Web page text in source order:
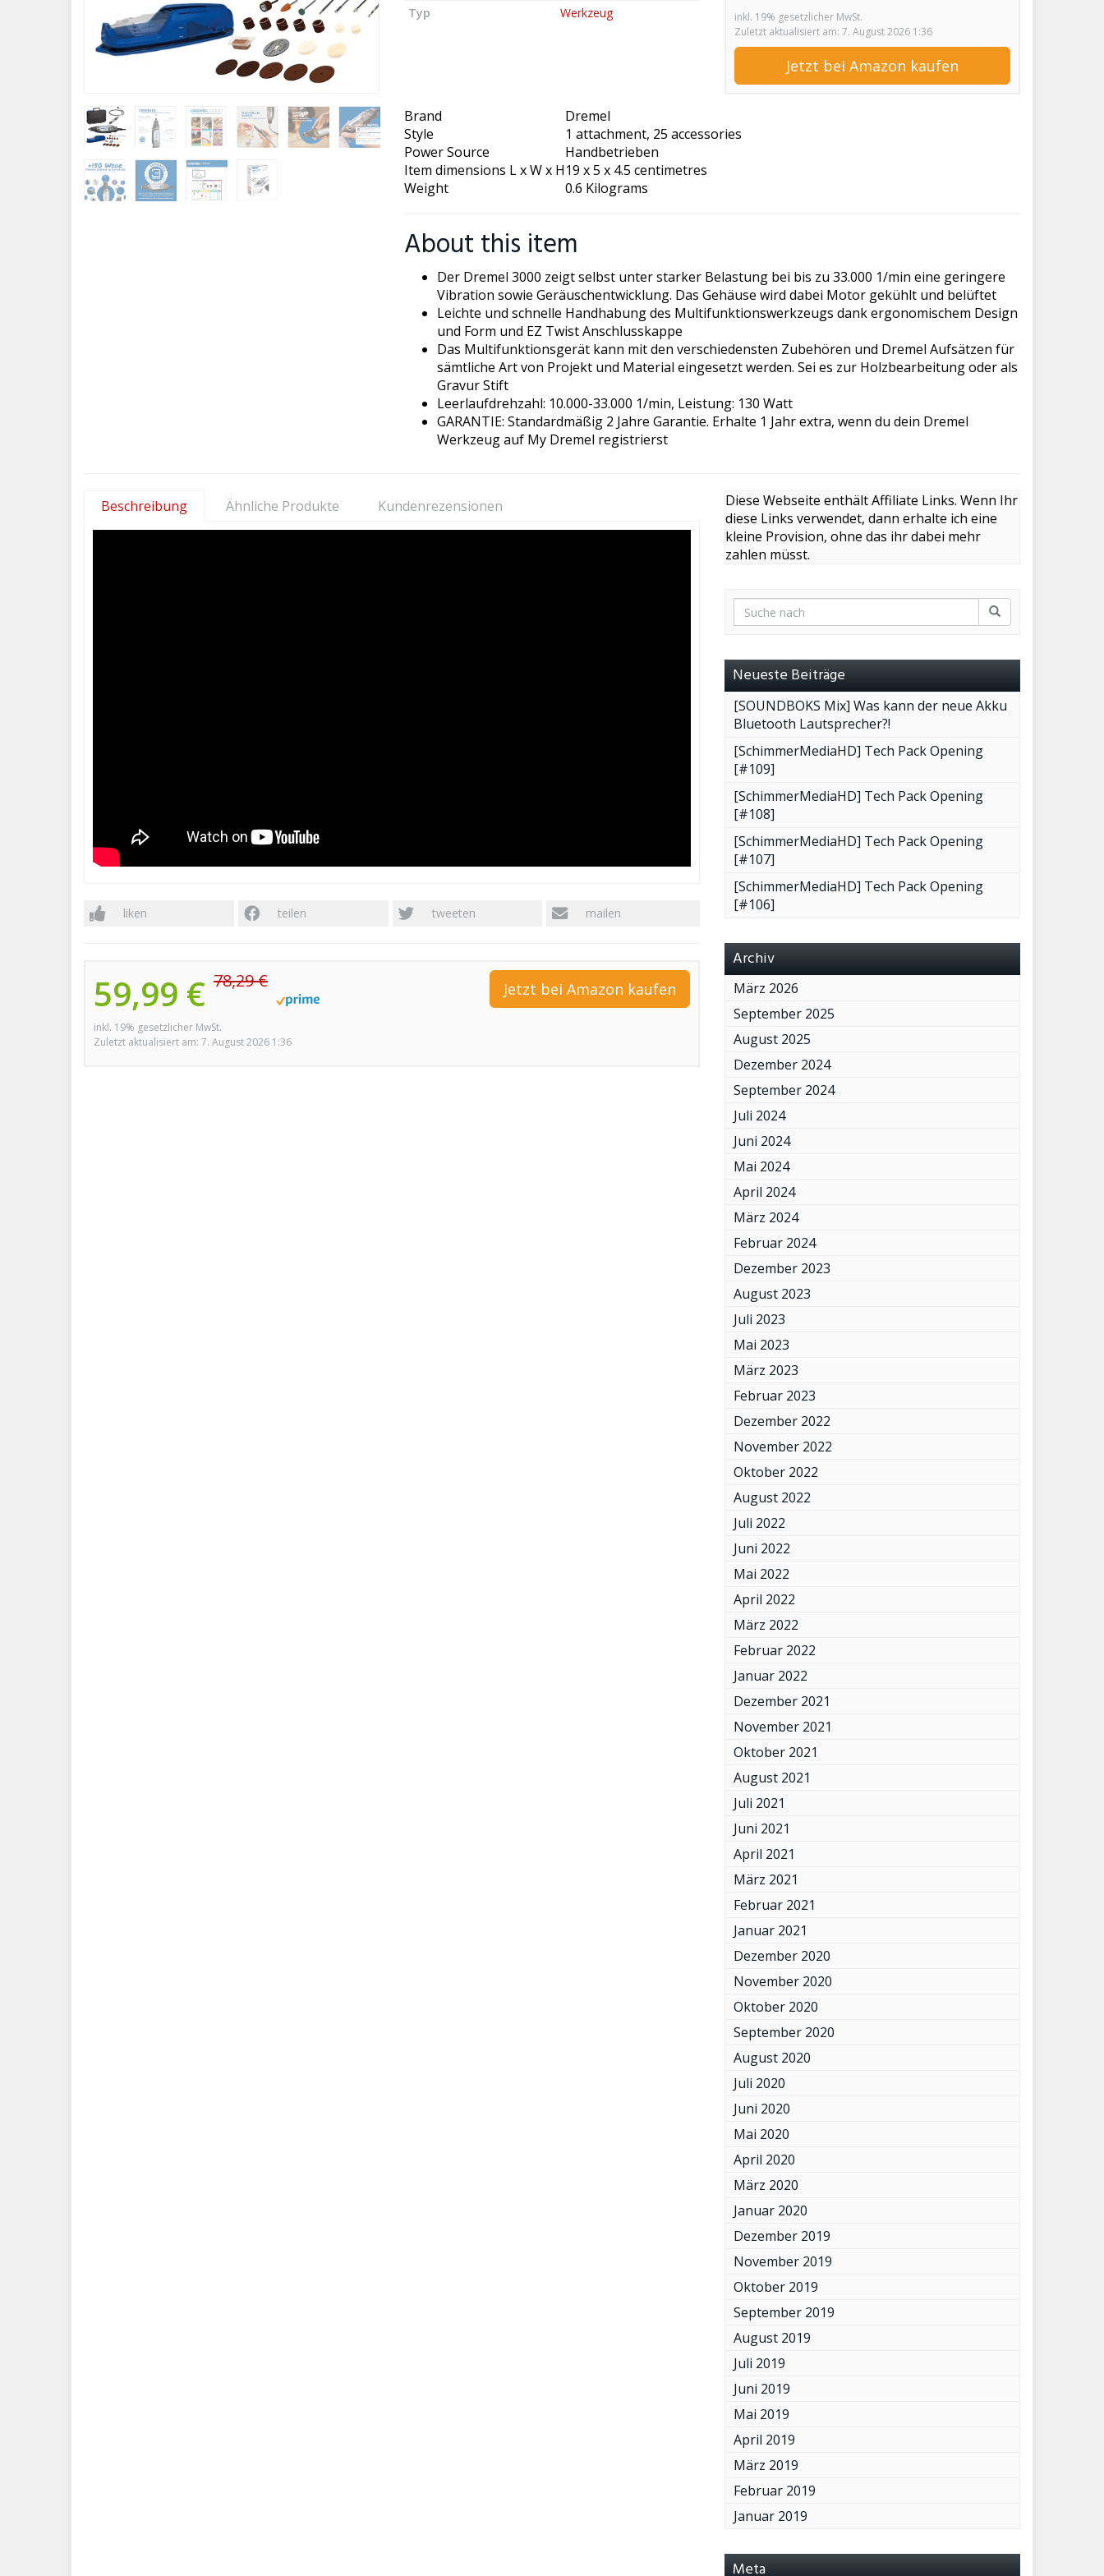
inkl. 19% gesetzlicher MwSt.
Zuletzt aktualisiert am: 7. August 2026 1:36
Jetzt bei Amazon kaufen
Typ
Werkzeug
Brand
Dremel
Style
1 attachment, 25 accessories
Power Source
Handbetrieben
Item dimensions L x W x H19 x 5 x 4.5 centimetres
Weight
0.6 Kilograms
About this item
Der Dremel 3000 zeigt selbst unter starker Belastung bei bis zu 33.000 1/min eine geringere
Vibration sowie Geräuschentwicklung. Das Gehäuse wird dabei Motor gekühlt und belüftet
Leichte und schnelle Handhabung des Multifunktionswerkzeugs dank ergonomischem Design
und Form und EZ Twist Anschlusskappe
Das Multifunktionsgerät kann mit den verschiedensten Zubehören und Dremel Aufsätzen für
sämtliche Art von Projekt und Material eingesetzt werden. Sei es zur Holzbearbeitung oder als
Gravur Stift
Leerlaufdrehzahl: 10.000-33.000 1/min, Leistung: 130 Watt
GARANTIE: Standardmäßig 2 Jahre Garantie. Erhalte 1 Jahr extra, wenn du dein Dremel
Werkzeug auf My Dremel registrierst
Beschreibung Ähnliche Produkte Kundenrezensionen
liken teilen tweeten mailen
59,99 € 78,29 €
inkl. 19% gesetzlicher MwSt.
Zuletzt aktualisiert am: 7. August 2026 1:36
Jetzt bei Amazon kaufen
Diese Webseite enthält Affiliate Links. Wenn Ihr
diese Links verwendet, dann erhalte ich eine
kleine Provision, ohne das ihr dabei mehr
zahlen müsst.
Neueste Beiträge
[SOUNDBOKS Mix] Was kann der neue Akku
Bluetooth Lautsprecher?!
[SchimmerMediaHD] Tech Pack Opening
[#109]
[SchimmerMediaHD] Tech Pack Opening
[#108]
[SchimmerMediaHD] Tech Pack Opening
[#107]
[SchimmerMediaHD] Tech Pack Opening
[#106]
Archiv
März 2026
September 2025
August 2025
Dezember 2024
September 2024
Juli 2024
Juni 2024
Mai 2024
April 2024
März 2024
Februar 2024
Dezember 2023
August 2023
Juli 2023
Mai 2023
März 2023
Februar 2023
Dezember 2022
November 2022
Oktober 2022
August 2022
Juli 2022
Juni 2022
Mai 2022
April 2022
März 2022
Februar 2022
Januar 2022
Dezember 2021
November 2021
Oktober 2021
August 2021
Juli 2021
Juni 2021
April 2021
März 2021
Februar 2021
Januar 2021
Dezember 2020
November 2020
Oktober 2020
September 2020
August 2020
Juli 2020
Juni 2020
Mai 2020
April 2020
März 2020
Januar 2020
Dezember 2019
November 2019
Oktober 2019
September 2019
August 2019
Juli 2019
Juni 2019
Mai 2019
April 2019
März 2019
Februar 2019
Januar 2019
Meta